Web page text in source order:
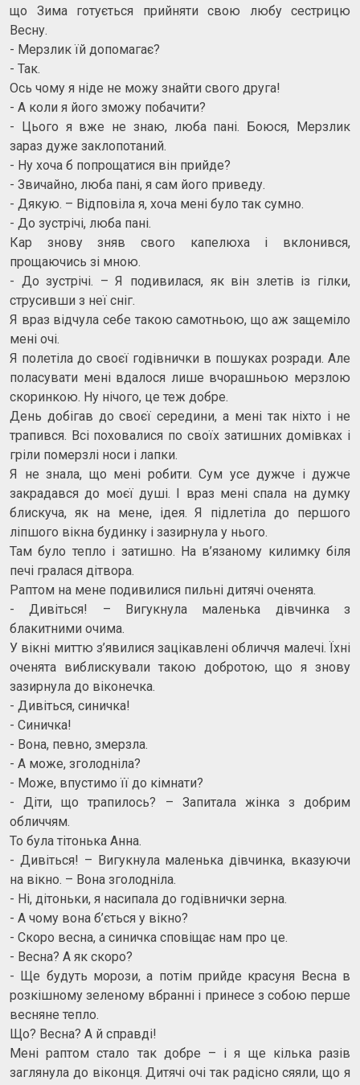
що Зима готується прийняти свою любу сестрицю
Весну.
- Мерзлик їй допомагає?
- Так.
Ось чому я ніде не можу знайти свого друга!
- А коли я його зможу побачити?
- Цього я вже не знаю, люба пані. Боюся, Мерзлик
зараз дуже заклопотаний.
- Ну хоча б попрощатися він прийде?
- Звичайно, люба пані, я сам його приведу.
- Дякую. – Відповіла я, хоча мені було так сумно.
- До зустрічі, люба пані.
Кар знову зняв свого капелюха і вклонився,
прощаючись зі мною.
- До зустрічі. – Я подивилася, як він злетів із гілки,
струсивши з неї сніг.
Я враз відчула себе такою самотньою, що аж защеміло
мені очі.
Я полетіла до своєї годівнички в пошуках розради. Але
поласувати мені вдалося лише вчорашньою мерзлою
скоринкою. Ну нічого, це теж добре.
День добігав до своєї середини, а мені так ніхто і не
трапився. Всі поховалися по своїх затишних домівках і
гріли померзлі носи і лапки.
Я не знала, що мені робити. Сум усе дужче і дужче
закрадався до моєї душі. І враз мені спала на думку
блискуча, як на мене, ідея. Я підлетіла до першого
ліпшого вікна будинку і зазирнула у нього.
Там було тепло і затишно. На в’язаному килимку біля
печі гралася дітвора.
Раптом на мене подивилися пильні дитячі оченята.
- Дивіться! – Вигукнула маленька дівчинка з
блакитними очима.
У вікні миттю з’явилися зацікавлені обличчя малечі. Їхні
оченята виблискували такою добротою, що я знову
зазирнула до віконечка.
- Дивіться, синичка!
- Синичка!
- Вона, певно, змерзла.
- А може, зголодніла?
- Може, впустимо її до кімнати?
- Діти, що трапилось? – Запитала жінка з добрим
обличчям.
То була тітонька Анна.
- Дивіться! – Вигукнула маленька дівчинка, вказуючи
на вікно. – Вона зголодніла.
- Ні, дітоньки, я насипала до годівнички зерна.
- А чому вона б’ється у вікно?
- Скоро весна, а синичка сповіщає нам про це.
- Весна? А як скоро?
- Ще будуть морози, а потім прийде красуня Весна в
розкішному зеленому вбранні і принесе з собою перше
весняне тепло.
Що? Весна? А й справді!
Мені раптом стало так добре – і я ще кілька разів
заглянула до віконця. Дитячі очі так радісно сяяли, що я